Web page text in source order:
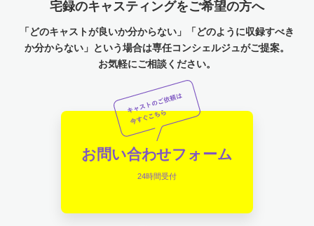
宅録のキャスティングをご希望の方へ
「どのキャストが良いか分からない」「どのように収録すべき
か分からない」という場合は専任コンシェルジュがご提案。
お気軽にご相談ください。
お問い合わせフォーム
24時間受付